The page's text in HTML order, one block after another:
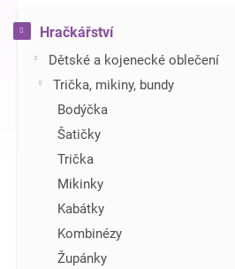
t
r
Hračkářství
Dětské a kojenecké oblečení
Trička, mikiny, bundy
Bodýčka
Šatičky
Trička
Mikinky
Kabátky
Kombinézy
Župánky